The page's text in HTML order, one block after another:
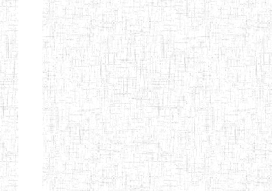
Etablissements
d'enseignement
normal
ENI